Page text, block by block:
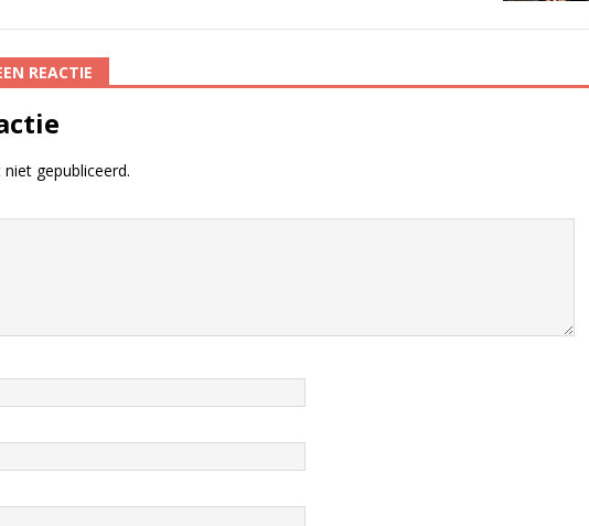
REACTIE
gepubliceerd.